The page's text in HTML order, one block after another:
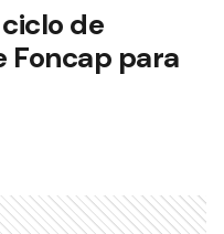
de
Foncap para